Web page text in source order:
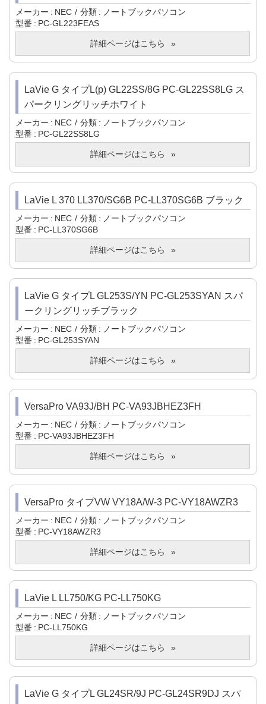
メーカー NEC 分類
ノートブックパソコン
型番
PC-GL223FEAS
詳細ページはこちら
LaVie G タイプL(p) GL22SS/8G PC-GL22SS8LG ス
パークリングリッチホワイト
メーカー NEC 分類
ノートブックパソコン
型番
PC-GL22SS8LG
詳細ページはこちら
LaVie L 370 LL370/SG6B PC-LL370SG6B ブラック
メーカー NEC 分類
ノートブックパソコン
型番
PC-LL370SG6B
詳細ページはこちら
LaVie G タイプL GL253S/YN PC-GL253SYAN スパ
ークリングリッチブラック
メーカー NEC 分類
ノートブックパソコン
型番
PC-GL253SYAN
詳細ページはこちら
VersaPro VA93J/BH PC-VA93JBHEZ3FH
メーカー NEC 分類
ノートブックパソコン
型番
PC-VA93JBHEZ3FH
詳細ページはこちら
VersaPro タイプVW VY18A/W-3 PC-VY18AWZR3
メーカー NEC 分類
ノートブックパソコン
型番
PC-VY18AWZR3
詳細ページはこちら
LaVie L LL750/KG PC-LL750KG
メーカー NEC 分類
ノートブックパソコン
型番
PC-LL750KG
詳細ページはこちら
LaVie G タイプL GL24SR/9J PC-GL24SR9DJ スパ